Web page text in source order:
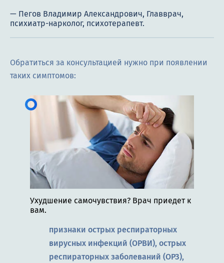
Обратиться за консультацией нужно при появлении
таких симптомов:
Ухудшение самочувствия? Врач приедет к
вам.
признаки острых респираторных
вирусных инфекций (ОРВИ), острых
респираторных заболеваний (ОРЗ),